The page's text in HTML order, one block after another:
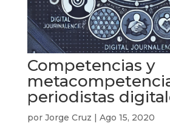
Competencias y
periodistas
por Jorge Cruz Ago 15, 2020